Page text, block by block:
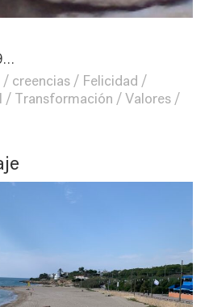
creencias
Felicidad
Transformación
Valores